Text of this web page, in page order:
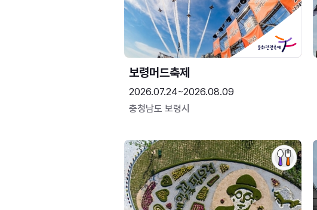
보령머드축제
2026.07.24~2026.08.09
충청남도 보령시